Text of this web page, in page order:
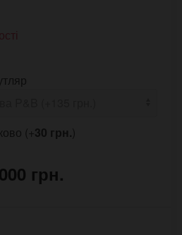
(+30 грн.)
грн.